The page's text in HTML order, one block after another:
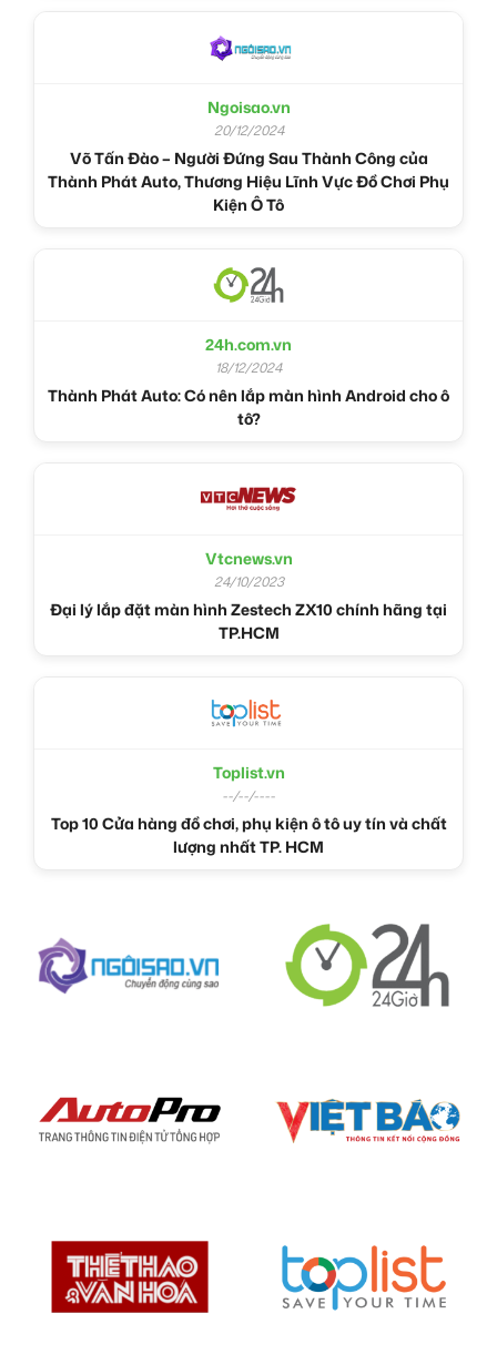
Ngoisao.vn
20/12/2024
Võ Tấn Đào – Người Đứng Sau Thành Công của
Thành Phát Auto, Thương Hiệu Lĩnh Vực Đồ Chơi Phụ
Kiện Ô Tô
24h.com.vn
18/12/2024
Thành Phát Auto: Có nên lắp màn hình Android cho ô
tô?
Vtcnews.vn
24/10/2023
Đại lý lắp đặt màn hình Zestech ZX10 chính hãng tại
TP.HCM
Toplist.vn
--/--/----
Top 10 Cửa hàng đồ chơi, phụ kiện ô tô uy tín và chất
lượng nhất TP. HCM